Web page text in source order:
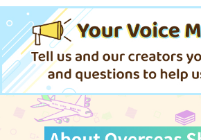
なった話。 5
KADOKAWA
924円（税込）
サンプル
作品詳細
子（当て馬の相手役に
なっちゃった話 上下
巻）
海王社
370
サンプル
作品詳細